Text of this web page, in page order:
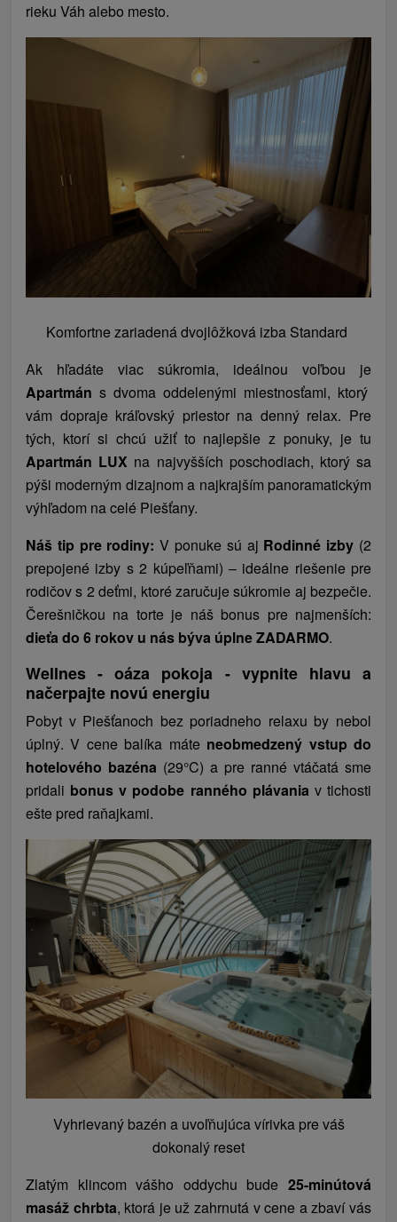
rieku Váh alebo mesto.
Komfortne zariadená dvojlôžková izba Standard
Ak hľadáte viac súkromia, ideálnou voľbou je
Apartmán s dvoma oddelenými miestnosťami, ktorý
vám dopraje kráľovský priestor na denný relax. Pre
tých, ktorí si chcú užiť to najlepšie z ponuky, je tu
Apartmán LUX na najvyšších poschodiach, ktorý sa
pýši moderným dizajnom a najkrajším panoramatickým
výhľadom na celé Piešťany.
Náš tip pre rodiny:V ponuke sú aj Rodinné izby (2
prepojené izby s 2 kúpeľňami) – ideálne riešenie pre
rodičov s 2 deťmi, ktoré zaručuje súkromie aj bezpečie.
Čerešničkou na torte je náš bonus pre najmenších:
dieťa do 6 rokov u nás býva úplne ZADARMO.
Wellnes - oáza pokoja - vypnite hlavu a
načerpajte novú energiu
Pobyt v Piešťanoch bez poriadneho relaxu by nebol
úplný. V cene balíka máte neobmedzený vstup do
hotelového bazéna (29°C) a pre ranné vtáčatá sme
pridali bonus v podobe ranného plávania v tichosti
ešte pred raňajkami.
Vyhrievaný bazén a uvoľňujúca vírivka pre váš
dokonalý reset
Zlatým klincom vášho oddychu bude 25-minútová
masáž chrbta, ktorá je už zahrnutá v cene a zbaví vás